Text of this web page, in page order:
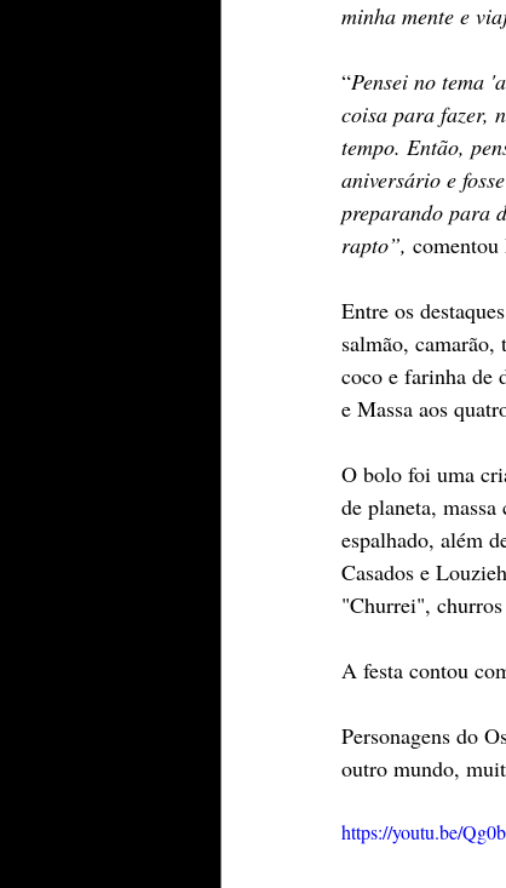
minha mente e
“Pensei no tema
coisa para fazer,
tempo. Então,
aniversário e
preparando para
rapto”,
Entre os
salmão,
coco e farinha de
e Massa aos
O bolo foi uma
de planeta,
espalhado, além
Casados e
"Churrei",
A festa contou
Personagens do
outro mundo,
https://youtu.be/